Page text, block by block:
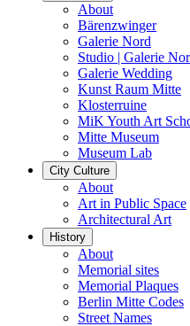
About
Bärenzwinger
Galerie Nord
Studio | Galerie
Galerie Wedding
Kunst Raum Mitte
Klosterruine
MiK Youth Art
Mitte Museum
Museum Lab
City Culture
About
Art in Public Space
Architectural Art
History
About
Memorial sites
Memorial Plaques
Berlin Mitte Codes
Street Names